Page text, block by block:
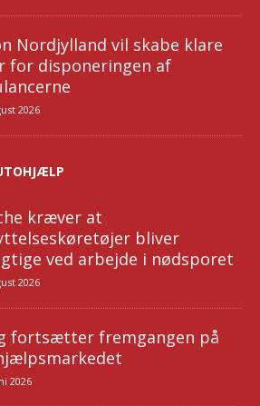
Nordjylland vil skabe klare
for disponeringen af
2026
kræver at
bliver
ved arbejde i nødsporet
2026
fortsætter fremgangen på
2026